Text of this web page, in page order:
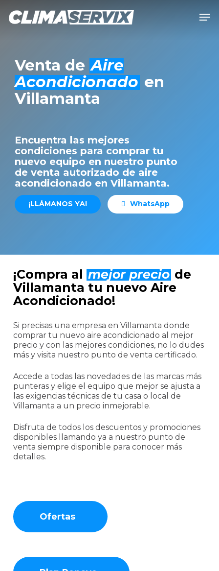
Venta de Aire
Acondicionado en
Villamanta
Encuentra las mejores
condiciones para comprar tu
nuevo equipo en nuestro punto
de venta autorizado de aire
acondicionado en Villamanta.
¡LLÁMANOS YA! WhatsApp
¡Compra al mejor precio de
Villamanta tu nuevo Aire
Acondicionado!
Si precisas una empresa en Villamanta donde
comprar tu nuevo aire acondicionado al mejor
precio y con las mejores condiciones, no lo dudes
más y visita nuestro punto de venta certificado.
Accede a todas las novedades de las marcas más
punteras y elige el equipo que mejor se ajusta a
las exigencias técnicas de tu casa o local de
Villamanta a un precio inmejorable.
Disfruta de todos los descuentos y promociones
disponibles llamando ya a nuestro punto de
venta siempre disponible para conocer más
detalles.
Ofertas